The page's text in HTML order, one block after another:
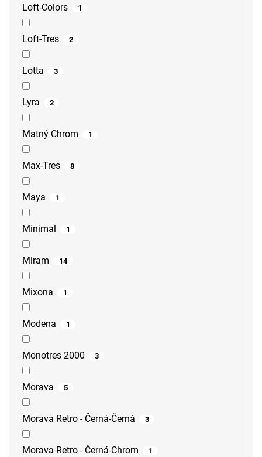
Loft-Colors 1
Loft-Tres 2
Lotta 3
Lyra 2
Matný Chrom 1
Max-Tres 8
Maya 1
Minimal 1
Miram 14
Mixona 1
Modena 1
Monotres 2000 3
Morava 5
Morava Retro - Černá-Černá 3
Morava Retro - Černá-Chrom 1